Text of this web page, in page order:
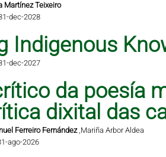
Martínez Teixeiro
dec-2028
Indigenous
dec-2027
da poesía
dixital das
Ferreiro Fernández,Mariña Arbor Aldea
ago-2026